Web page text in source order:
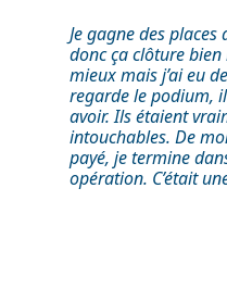
Je gagne des
donc ça clôture bien
mieux mais j’ai eu
regarde le podium,
avoir. Ils étaient
intouchables. De
payé, je termine
opération. C’était